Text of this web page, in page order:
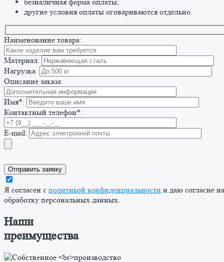
другие условия оплаты оговариваются отдельно. ​
Наименование товара:
Материал:
Нагрузка:
Описание заказа:
Имя*:
Контактный телефон*:
E-mail:
Я согласен с политикой конфиденциальности и даю согласие на
обработку персональных данных.
Наши
преимущества